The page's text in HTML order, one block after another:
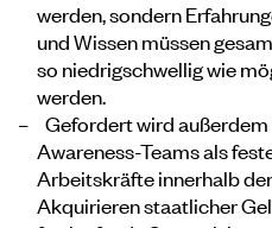
werden, sondern
und Wissen müssen
so niedrigschwellig wie
werden.
Gefordert wird
Awareness-Teams als
Arbeitskräfte innerhalb
Akquirieren staatlicher